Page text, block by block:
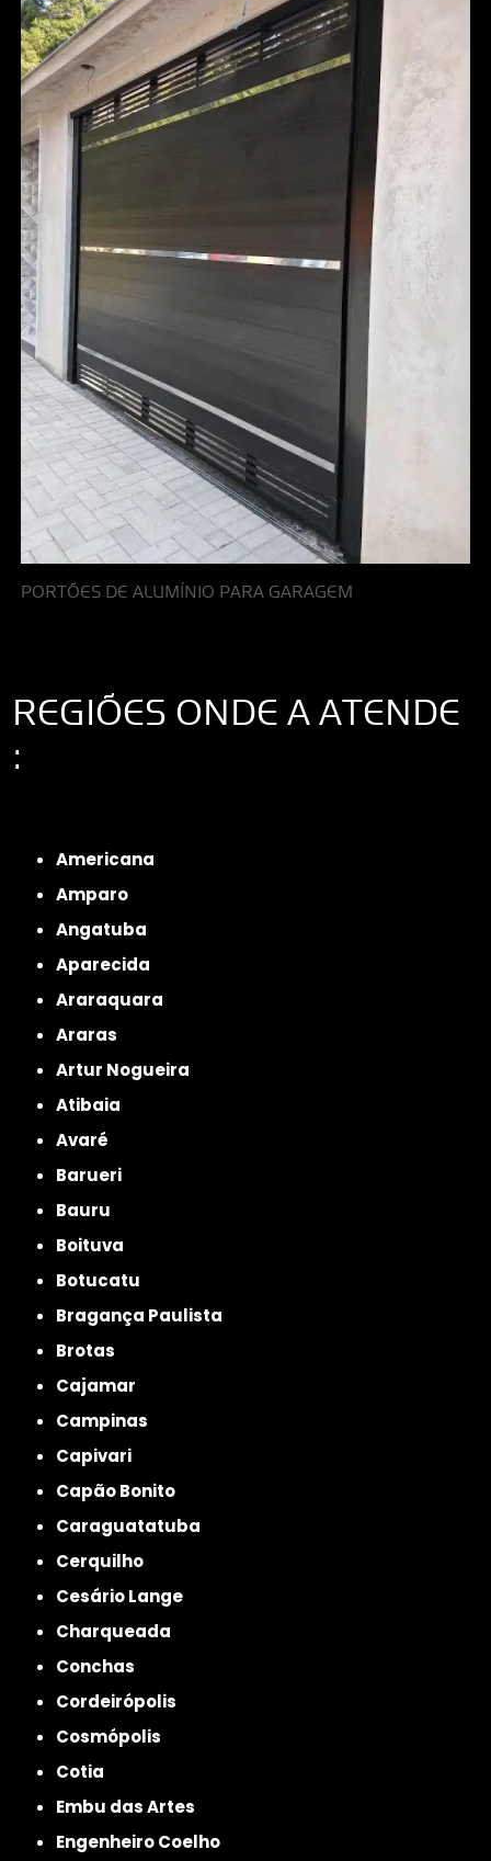
PORTÕES DE ALUMÍNIO PARA GARAGEM
REGIÕES ONDE A ATENDE
:
Americana
Amparo
Angatuba
Aparecida
Araraquara
Araras
Artur Nogueira
Atibaia
Avaré
Barueri
Bauru
Boituva
Botucatu
Bragança Paulista
Brotas
Cajamar
Campinas
Capivari
Capão Bonito
Caraguatatuba
Cerquilho
Cesário Lange
Charqueada
Conchas
Cordeirópolis
Cosmópolis
Cotia
Embu das Artes
Engenheiro Coelho